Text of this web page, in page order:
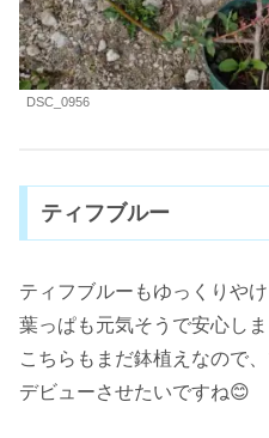
DSC_0956
ティフブルー
ティフブルーもゆっくりや
葉っぱも元気そうで安心し
こちらもまだ鉢植えなので
デビューさせたいですね😊